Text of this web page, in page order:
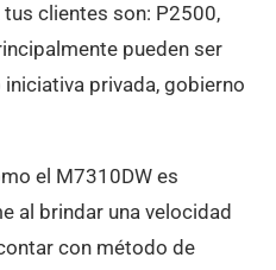
clientes son: P2500,
pueden ser
privada, gobierno
el M7310DW es
al brindar una velocidad
con método de